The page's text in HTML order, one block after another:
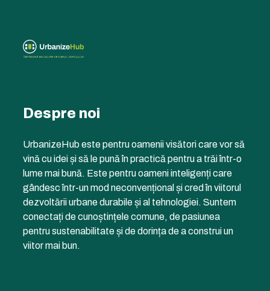
Despre noi
UrbanizeHub este pentru oamenii visători care vor să
vină cu idei și să le pună în practică pentru a trăi într-o
lume mai bună. Este pentru oameni inteligenți care
gândesc într-un mod neconvențional și cred în viitorul
dezvoltării urbane durabile și al tehnologiei. Suntem
conectați de cunoștințele comune, de pasiunea
pentru sustenabilitate și de dorința de a construi un
viitor mai bun.